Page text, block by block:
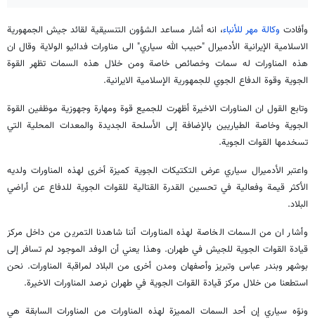
وأفادت وكالة مهر للأنباء، انه أشار مساعد الشؤون التنسيقية لقائد جيش الجمهورية
الاسلامية الإيرانية الأدميرال "حبيب الله سياري" الى مناورات فدائيو الولاية وقال ان
هذه المناورات له سمات وخصائص خاصة ومن خلال هذه السمات تظهر القوة
الجوية وقوة الدفاع الجوي للجمهورية الإسلامية الايرانية.
وتابع القول ان المناورات الاخيرة أظهرت للجميع قوة ومهارة وجهوزية موظفين القوة
الجوية وخاصة الطياريين بالإضافة إلى الأسلحة الجديدة والمعدات المحلية التي
تسخدمها القوات الجوية.
واعتبر الأدميرال سياري عرض التكتيكات الجوية كميزة أخرى لهذه المناورات ولديه
الأكثر قيمة وفعالية في تحسين القدرة القتالية للقوات الجوية للدفاع عن أراضي
البلاد.
وأشار ان من السمات الخاصة لهذه المناورات أننا شاهدنا التمرين من داخل مركز
قيادة القوات الجوية للجيش في طهران. وهذا يعني أن الوفد الموجود لم تسافر إلى
بوشهر وبندر عباس وتبريز وأصفهان ومدن أخرى من البلاد لمراقبة المناورات. نحن
استطعنا من خلال مركز قيادة القوات الجوية في طهران نرصد المناورات الاخيرة.
ونوّه سياري إن أحد السمات المميزة لهذه المناورات من المناورات السابقة هي